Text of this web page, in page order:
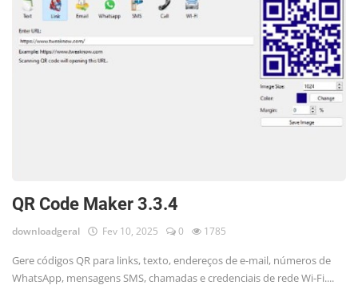
QR Code Maker 3.3.4
downloadgeral Fev 10, 2025 0 1785
Gere códigos QR para links, texto, endereços de e-mail, números de
WhatsApp, mensagens SMS, chamadas e credenciais de rede Wi-Fi....